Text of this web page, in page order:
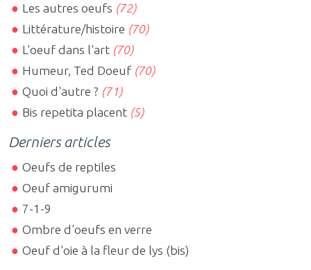
Les autres oeufs (72)
Littérature/histoire (70)
L'oeuf dans l'art (70)
Humeur, Ted Doeuf (70)
Quoi d'autre ? (71)
Bis repetita placent (5)
Derniers articles
Oeufs de reptiles
Oeuf amigurumi
7-1-9
Ombre d'oeufs en verre
Oeuf d'oie à la fleur de lys (bis)